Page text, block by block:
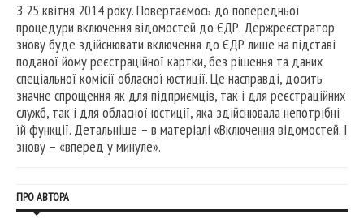
З 25 квітня 2014 року. Повертаємось до попередньої
процедури включення відомостей до ЄДР. Держреєстратор
знову буде здійснювати включення до ЄДР лише на підставі
поданої йому реєстраційної картки, без рішення та даних
спеціальної комісії обласної юстиції. Це насправді, досить
значне спрощення як для підприємців, так і для реєстраційних
служб, так і для обласної юстиції, яка здійснювала непотрібні
їй функції. Детальніше – в матеріалі «Включення відомостей. І
знову – «вперед у минуле».
ПРО АВТОРА